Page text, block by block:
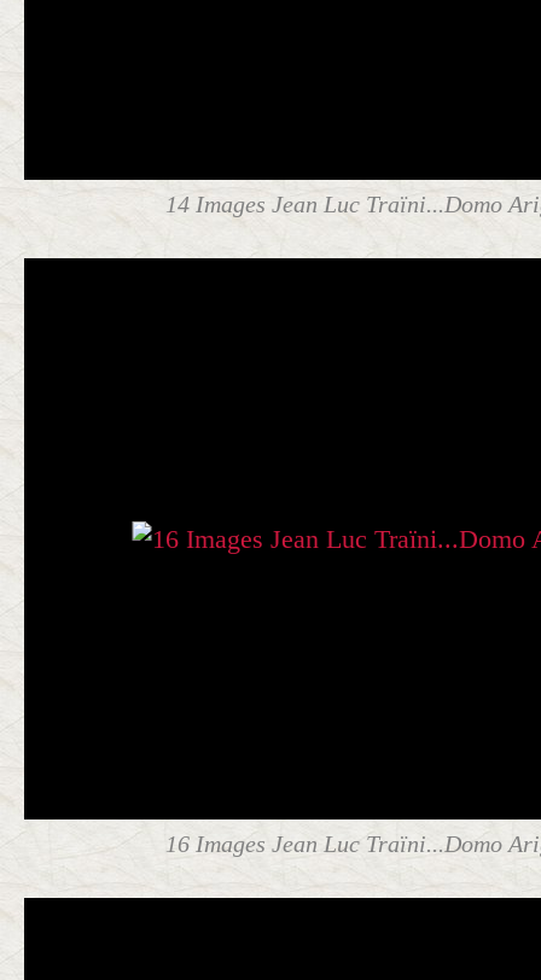
14 Images Jean Luc Traïni...Domo
16 Images Jean Luc Traïni...Domo